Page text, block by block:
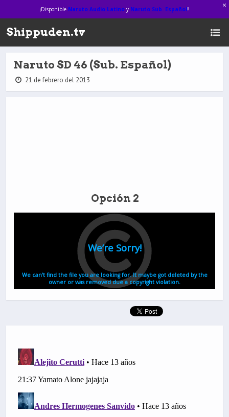
¡Disponible Naruto Audio Latinoy Naruto Sub. Español!
Shippuden.tv
Naruto SD 46 (Sub. Español)
21 de febrero del 2013
Opción 2